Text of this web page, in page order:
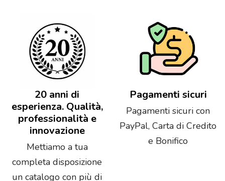
20 anni di
esperienza. Qualità,
professionalità e
innovazione
Mettiamo a tua
completa disposizione
un catalogo con più di
Pagamenti sicuri
Pagamenti sicuri con
PayPal, Carta di Credito
e Bonifico